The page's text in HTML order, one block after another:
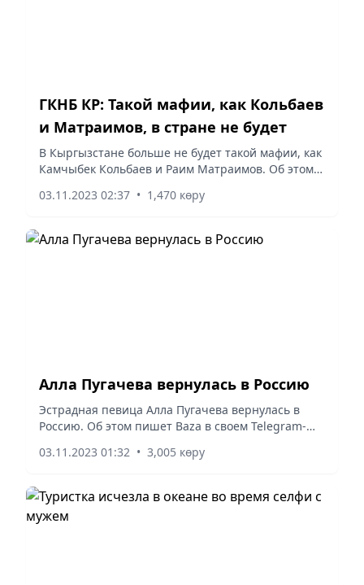
ГКНБ КР: Такой мафии, как Кольбаев
и Матраимов, в стране не будет
В Кыргызстане больше не будет такой мафии, как
Камчыбек Кольбаев и Раим Матраимов. Об этом
Госкомитета национальной безопасности (ГКНБ) в
03.11.2023 02:37 • 1,470 көру
Алла Пугачева вернулась в Россию
Эстрадная певица Алла Пугачева вернулась в
Россию. Об этом пишет Baza в своем Telegram-
03.11.2023 01:32 • 3,005 көру